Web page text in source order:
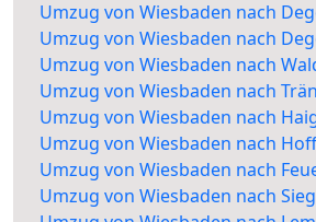
Umzug von Wiesbaden nach
Umzug von Wiesbaden nach
Umzug von Wiesbaden nach
Umzug von Wiesbaden nach
Umzug von Wiesbaden nach
Umzug von Wiesbaden nach
Umzug von Wiesbaden nach
Umzug von Wiesbaden nach